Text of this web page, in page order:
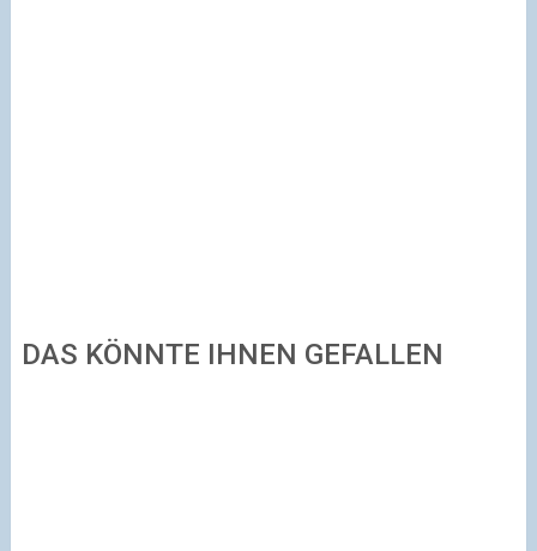
DAS KÖNNTE IHNEN GEFALLEN